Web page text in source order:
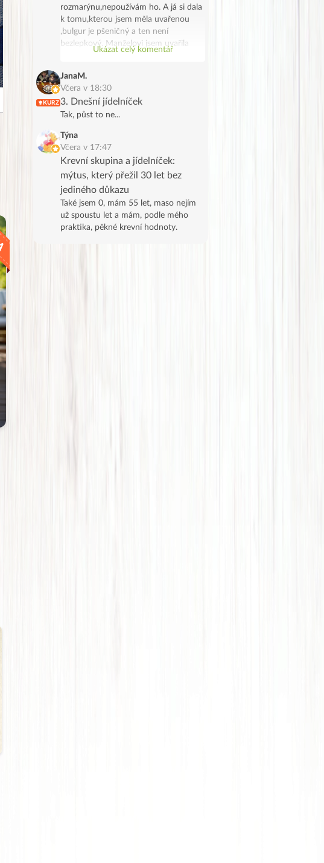
rozmarýnu,nepoužívám ho. A já si dala
k tomu,kterou jsem měla uvařenou
,bulgur je pšeničný a ten není
bezlepkový. Manželovi jsem uvařila
bramborové noky .Bylo to chutné a
spotřebovat žampiony a tak se stalo.
Děkuji, manžel na tofu říkal že vypadá
jak škvarky,měla jsem marinované a
ochutila jsem ho trochu Tamaris.
Ukázat celý komentář
KURZ
JanaM.
Včera v 18:30
3. Dnešní jídelníček
Tak, půst to ne...
Týna
Včera v 17:47
Krevní skupina a jídelníček:
mýtus, který přežil 30 let bez
jediného důkazu
Také jsem 0, mám 55 let, maso nejím
už spoustu let a mám, podle mého
praktika, pěkné krevní hodnoty.